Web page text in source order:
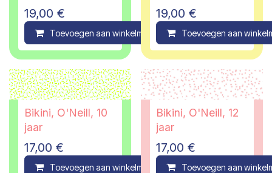
Principesse, 9/10
jaar
19,00 €
Toevoegen aan winkelmandje Compare
19,00 €
Toevoegen aan
Bikini, O'Neill, 10
jaar
17,00 €
Toevoegen aan winkelmandje Compare
Bikini, O'Neill, 12
jaar
17,00 €
Toevoegen aan